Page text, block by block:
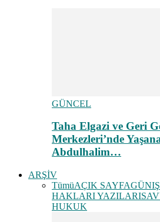
GÜNCEL
Taha Elgazi ve Geri
Merkezleri’nde
Abdulhalim…
ARŞİV
TümüAÇIK SAYFA
HAKLARI YAZILARI
HUKUK